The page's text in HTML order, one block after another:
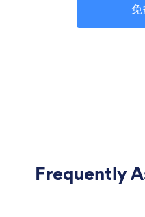
Frequently